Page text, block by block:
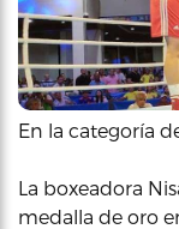
En la categoría
La boxeadora
medalla de oro